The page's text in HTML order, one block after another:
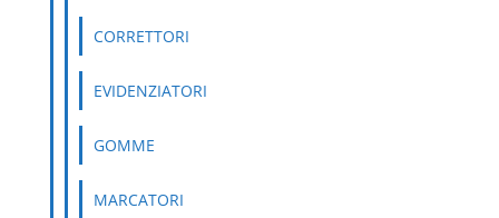
CORRETTORI
EVIDENZIATORI
GOMME
MARCATORI